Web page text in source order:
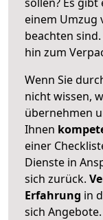
einem Umzug
beachten sind.
hin zum
Wenn Sie
nicht wissen,
übernehmen
Ihnen
einer
Dienste in
sich zurück.
Erfahrung in
sich Angebote.